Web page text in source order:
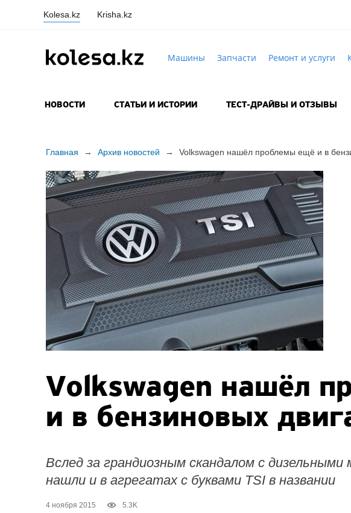
Kolesa.kz Krisha.kz
Машины Запчасти Ремонт и услуги
НОВОСТИ СТАТЬИ И ИСТОРИИ ТЕСТ-ДРАЙВЫ И ОТЗЫВЫ
Главная → Архив новостей → Volkswagen нашёл проблемы ещё и в
Volkswagen нашёл
и в бензиновых
Вслед за грандиозным скандалом с
нашли и в агрегатах c буквами TSI в названии
4 ноября 2015 5.3K